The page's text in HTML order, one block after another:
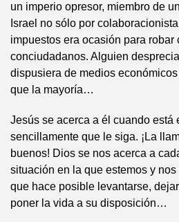
un imperio opresor, miembro de
Israel no sólo por
impuestos era ocasión para
conciudadanos. Alguien
dispusiera de medios
que la mayoría…
Jesús se acerca a él cuando está
sencillamente que le siga. ¡La
buenos! Dios se nos acerca a
situación en la que estemos y nos
que hace posible levantarse, dejar
poner la vida a su disposición…